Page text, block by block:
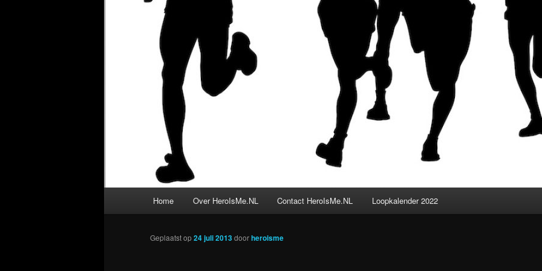
Home Over HeroIsMe.NL Contact HeroIsMe.NL Loopkalender 2022
Geplaatst op24 juli 2013doorheroisme